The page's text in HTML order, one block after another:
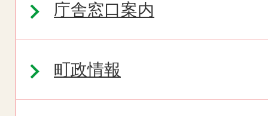
庁舎窓口案内
町政情報